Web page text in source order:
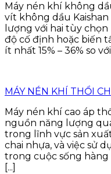
Máy nén khí không
vít không dầu
lượng với hai tùy
độ cố định hoặc biến
ít nhất 15% – 36% so
MÁY NÉN KHÍ THỔI
Máy nén khí cao áp
nguồn năng lượng
trong lĩnh vực sản
chai nhựa, và việc sử
trong cuộc sống hàng
[...]